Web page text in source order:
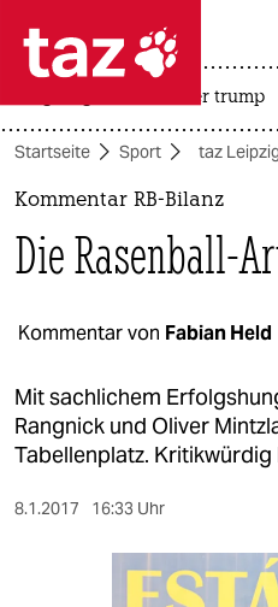
 taz zahl
taz zahl ich
politik
öko
gesellschaft
kultur
usa unter trump
Startseite Sport taz Leipzig
Kommentar RB-Bilanz
Die Rasenball-
Kommentar von Fabian Held
Mit sachlichem
Rangnick und Oliver
Tabellenplatz.
8.1.2017 16:33 Uhr